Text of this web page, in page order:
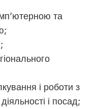
та
і роботи з
і посад;